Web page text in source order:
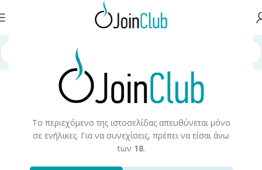
Το περιεχόμενο της ιστοσελίδας απευθύνεται μόνο
σε ενήλικες. Για να συνεχίσεις, πρέπει να είσαι άνω
των 18.
Join Special Offers